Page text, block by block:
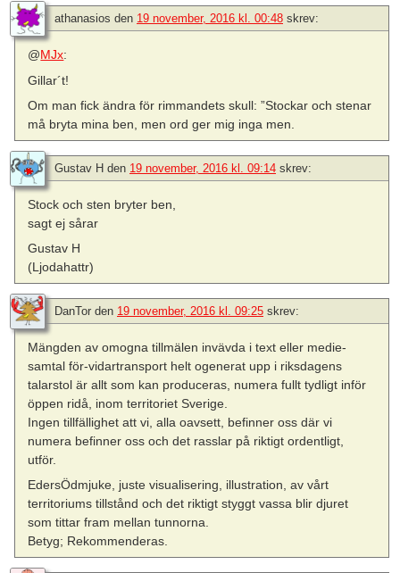
athanasios den 19 november, 2016 kl. 00:48 skrev:
@MJx:
Gillar´t!
Om man fick ändra för rimmandets skull: ”Stockar och stenar
må bryta mina ben, men ord ger mig inga men.
Gustav H den 19 november, 2016 kl. 09:14 skrev:
Stock och sten bryter ben,
sagt ej sårar
Gustav H
(Ljodahattr)
DanTor den 19 november, 2016 kl. 09:25 skrev:
Mängden av omogna tillmälen invävda i text eller medie-
samtal för-vidartransport helt ogenerat upp i riksdagens
talarstol är allt som kan produceras, numera fullt tydligt inför
öppen ridå, inom territoriet Sverige.
Ingen tillfällighet att vi, alla oavsett, befinner oss där vi
numera befinner oss och det rasslar på riktigt ordentligt,
utför.
EdersÖdmjuke, juste visualisering, illustration, av vårt
territoriums tillstånd och det riktigt styggt vassa blir djuret
som tittar fram mellan tunnorna.
Betyg; Rekommenderas.